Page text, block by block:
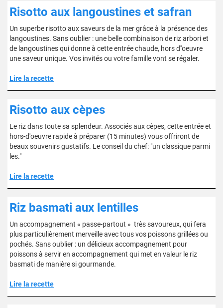
Risotto aux langoustines et safran
Un superbe risotto aux saveurs de la mer grâce à la présence des
langoustines. Sans oublier : une belle combinaison de riz arbori et
de langoustines qui donne à cette entrée chaude, hors d''oeuvre
une saveur unique. Vos invités ou votre famille vont se régaler.
Lire la recette
Risotto aux cèpes
Le riz dans toute sa splendeur. Associés aux cèpes, cette entrée et
hors-d'oeuvre rapide à préparer (15 minutes) vous offriront de
beaux souvenirs gustatifs. Le conseil du chef: "un classique parmi
les."
Lire la recette
Riz basmati aux lentilles
Un accompagnement « passe-partout » très savoureux, qui fera
plus particulièrement merveille avec tous vos poissons grillées ou
pochés. Sans oublier : un délicieux accompagnement pour
poissons à servir en accompagnement qui met en valeur le riz
basmati de manière si gourmande.
Lire la recette